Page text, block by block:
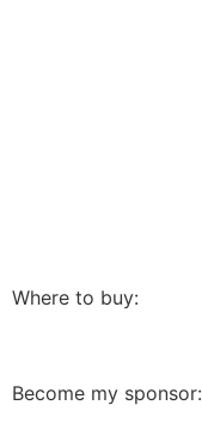
Where to buy:
Become my sponsor: